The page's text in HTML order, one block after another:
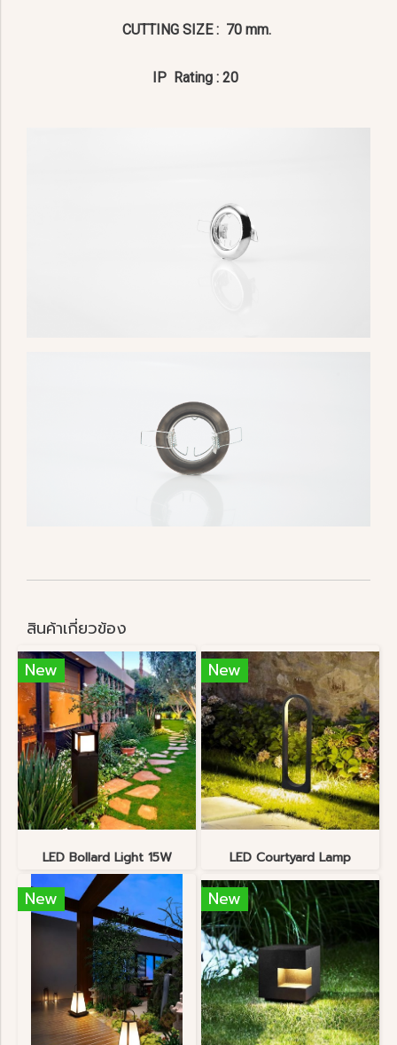
CUTTING SIZE : 70 mm.
IP Rating : 20
สินค้าเกี่ยวข้อง
New
LED Bollard Light 15W
New
LED Courtyard Lamp
New New